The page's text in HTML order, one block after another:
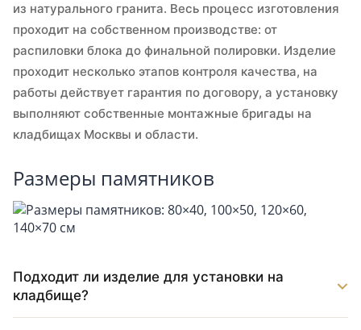
из натурального гранита. Весь процесс изготовления
проходит на собственном производстве: от
распиловки блока до финальной полировки. Изделие
проходит несколько этапов контроля качества, на
работы действует гарантия по договору, а установку
выполняют собственные монтажные бригады на
кладбищах Москвы и области.
Размеры памятников
Подходит ли изделие для установки на
кладбище?